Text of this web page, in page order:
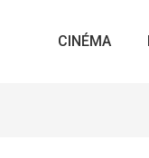
CINÉMA